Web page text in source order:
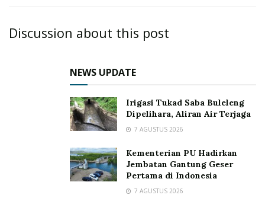
Discussion about this post
NEWS UPDATE
Irigasi Tukad Saba Buleleng
Dipelihara, Aliran Air Terjaga
7 AGUSTUS 2026
Kementerian PU Hadirkan
Jembatan Gantung Geser
Pertama di Indonesia
7 AGUSTUS 2026